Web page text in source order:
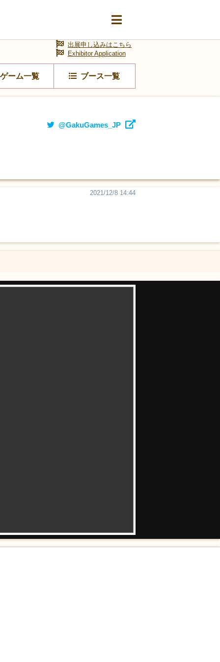
ゲーム一覧 ブース一覧
出展申し込みはこちら
Exhibitor Application
@GakuGames_JP
2021/12/8 14:44